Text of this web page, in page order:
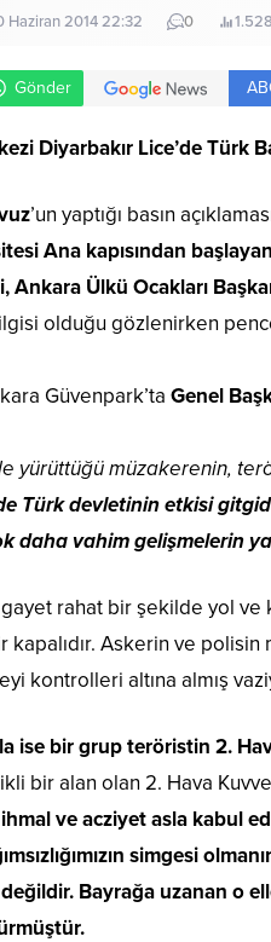
Haziran 2014 22:32 0 1.528
Gönder
Diyarbakır Lice’de Türk
’un yaptığı basın
Ana kapısından
Ülkü Ocakları
ilgisi olduğu gözlenirken
Güvenpark’ta Genel
yürüttüğü müzakerenin,
Türk devletinin etkisi
daha vahim gelişmelerin
rahat bir şekilde yol
Askerin ve polisin
kontrolleri altına almış
ise bir grup teröristin 2.
bir alan olan 2. Hava
ve acziyet asla kabul
simgesi
Bayrağa uzanan o